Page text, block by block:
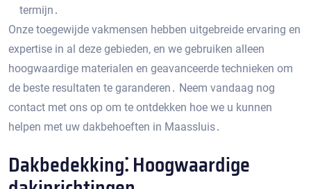
termijn․
Onze toegewijde vakmensen hebben uitgebreide ervaring en
expertise in al deze gebieden‚ en we gebruiken alleen
hoogwaardige materialen en geavanceerde technieken om
de beste resultaten te garanderen․ Neem vandaag nog
contact met ons op om te ontdekken hoe we u kunnen
helpen met uw dakbehoeften in Maassluis․
Dakbedekking⁚ Hoogwaardige